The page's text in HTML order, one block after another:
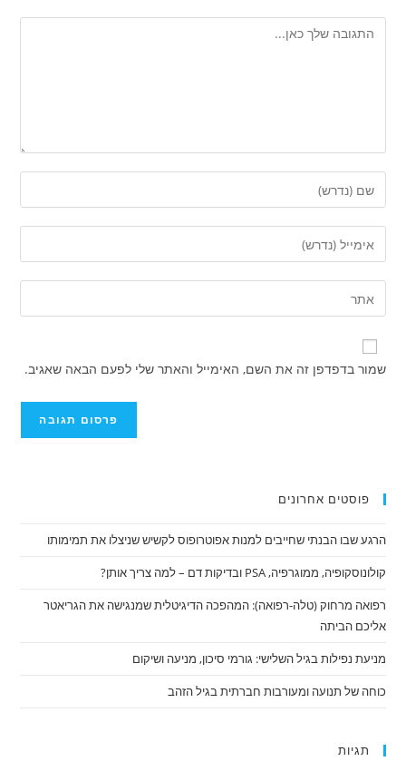
להגיב
את
השם
שלך
שם
משתמש
כדי
להגיב
את
כתובת
דואר
שלך
כדי
את
כתובת
אתר
שמור בדפדפן זה את השם, האימייל והאתר שלי לפעם הבאה שאגיב.
פוסטים אחרונים
הרגע שבו הבנתי שחייבים למנות אפוטרופוס לקשיש שניצלו את תמימותו
קולונוסקופיה, ממוגרפיה, PSA ובדיקות דם – למה צריך אותן?
רפואה מרחוק (טלה-רפואה): המהפכה הדיגיטלית שמנגישה את הגריאטר
אליכם הביתה
מניעת נפילות בגיל השלישי: גורמי סיכון, מניעה ושיקום
כוחה של תנועה ומעורבות חברתית בגיל הזהב
תגיות